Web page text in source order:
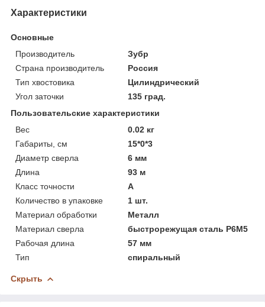
Характеристики
Основные
Производитель
Зубр
Страна производитель
Россия
Тип хвостовика
Цилиндрический
Угол заточки
135 град.
Пользовательские характеристики
Вес
0.02 кг
Габариты, см
15*0*3
Диаметр сверла
6 мм
Длина
93 м
Класс точности
А
Количество в упаковке
1 шт.
Материал обработки
Металл
Материал сверла
быстрорежущая сталь Р6М5
Рабочая длина
57 мм
Тип
спиральный
Скрыть